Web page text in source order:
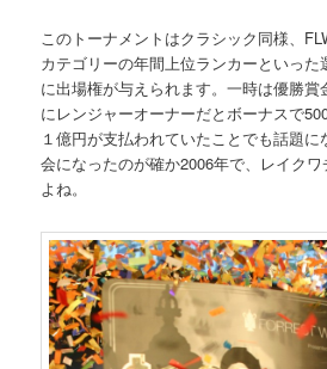
このトーナメントはクラシック同様、
カテゴリーの年間上位ランカーといっ
に出場権が与えられます。一時は優勝賞
にレンジャーオーナーだとボーナスで
１億円が支払われていたことでも話題
会になったのが確か2006年で、レイク
よね。